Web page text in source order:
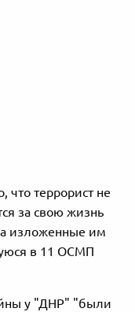
что террорист не
за свою жизнь
изложенные им
в 11 ОСМП
у "ДНР" "были